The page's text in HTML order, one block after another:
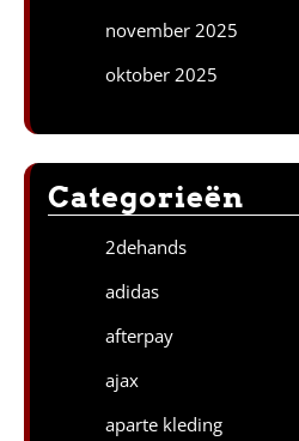
november 2025
oktober 2025
Categorieën
2dehands
adidas
afterpay
ajax
aparte kleding